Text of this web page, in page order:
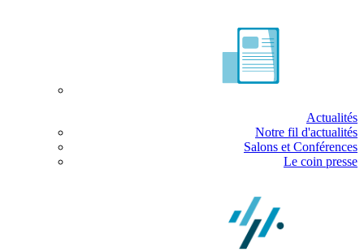
Actualités
Notre fil d'actualités
Salons et Conférences
Le coin presse